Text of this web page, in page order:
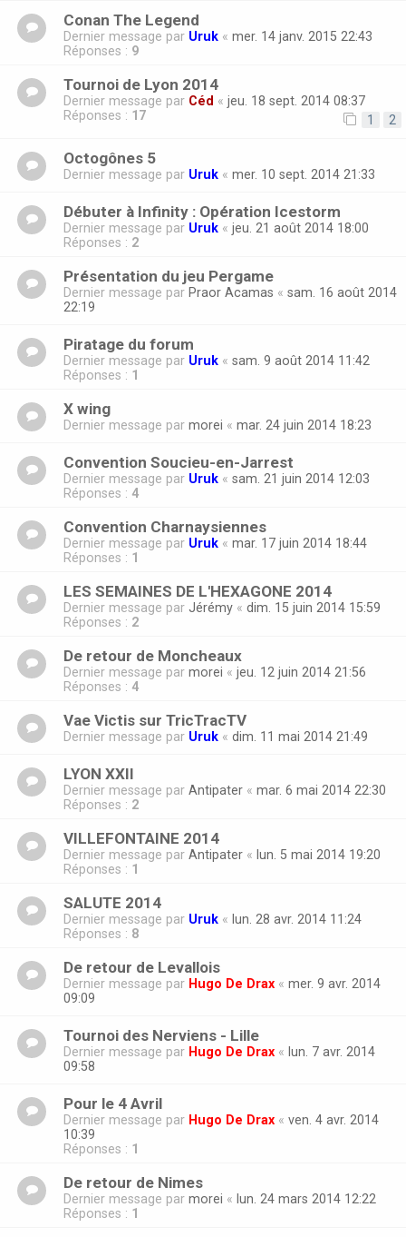
Conan The Legend
Dernier message par Uruk « mer. 14 janv. 2015 22:43
Réponses : 9
Tournoi de Lyon 2014
Dernier message par Céd « jeu. 18 sept. 2014 08:37
Réponses : 17 1 2
Octogônes 5
Dernier message par Uruk « mer. 10 sept. 2014 21:33
Débuter à Infinity : Opération Icestorm
Dernier message par Uruk « jeu. 21 août 2014 18:00
Réponses : 2
Présentation du jeu Pergame
Dernier message par Praor Acamas « sam. 16 août 2014
22:19
Piratage du forum
Dernier message par Uruk « sam. 9 août 2014 11:42
Réponses : 1
X wing
Dernier message par morei « mar. 24 juin 2014 18:23
Convention Soucieu-en-Jarrest
Dernier message par Uruk « sam. 21 juin 2014 12:03
Réponses : 4
Convention Charnaysiennes
Dernier message par Uruk « mar. 17 juin 2014 18:44
Réponses : 1
LES SEMAINES DE L'HEXAGONE 2014
Dernier message par Jérémy « dim. 15 juin 2014 15:59
Réponses : 2
De retour de Moncheaux
Dernier message par morei « jeu. 12 juin 2014 21:56
Réponses : 4
Vae Victis sur TricTracTV
Dernier message par Uruk « dim. 11 mai 2014 21:49
LYON XXII
Dernier message par Antipater « mar. 6 mai 2014 22:30
Réponses : 2
VILLEFONTAINE 2014
Dernier message par Antipater « lun. 5 mai 2014 19:20
Réponses : 1
SALUTE 2014
Dernier message par Uruk « lun. 28 avr. 2014 11:24
Réponses : 8
De retour de Levallois
Dernier message par Hugo De Drax « mer. 9 avr. 2014
09:09
Tournoi des Nerviens - Lille
Dernier message par Hugo De Drax « lun. 7 avr. 2014
09:58
Pour le 4 Avril
Dernier message par Hugo De Drax « ven. 4 avr. 2014
10:39
Réponses : 1
De retour de Nimes
Dernier message par morei « lun. 24 mars 2014 12:22
Réponses : 1